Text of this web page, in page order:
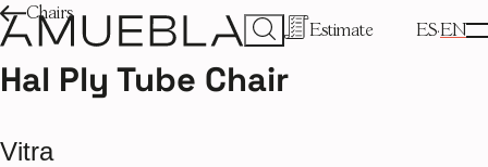
Estimate ES EN
Chairs
Hal Ply Tube Chair
Vitra